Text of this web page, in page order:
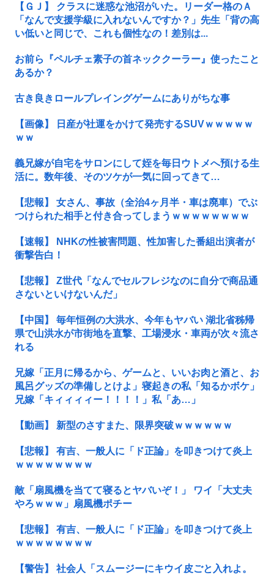
【ＧＪ】 クラスに迷惑な池沼がいた。リーダー格のＡ
「なんで支援学級に入れないんですか？」先生「背の高
い低いと同じで、これも個性なの！差別は...
お前ら『ペルチェ素子の首ネッククーラー』使ったこと
あるか？
古き良きロールプレイングゲームにありがちな事
【画像】 日産が社運をかけて発売するSUVｗｗｗｗｗ
ｗｗ
義兄嫁が自宅をサロンにして姪を毎日ウトメへ預ける生
活に。数年後、そのツケが一気に回ってきて…
【悲報】 女さん、事故（全治4ヶ月半・車は廃車）でぶ
つけられた相手と付き合ってしまうｗｗｗｗｗｗｗｗ
【速報】 NHKの性被害問題、性加害した番組出演者が
衝撃告白！
【悲報】 Z世代「なんでセルフレジなのに自分で商品通
さないといけないんだ」
【中国】 毎年恒例の大洪水、今年もヤバい 湖北省秭帰
県で山洪水が市街地を直撃、工場浸水・車両が次々流さ
れる
兄嫁「正月に帰るから、ゲームと、いいお肉と酒と、お
風呂グッズの準備しとけよ」寝起きの私「知るかボケ」
兄嫁「キィィィィー！！！！」私「あ…」
【動画】 新型のさすまた、限界突破ｗｗｗｗｗｗ
【悲報】 有吉、一般人に「ド正論」を叩きつけて炎上
ｗｗｗｗｗｗｗｗ
敵「扇風機を当てて寝るとヤバいぞ！」 ワイ「大丈夫
やろｗｗｗ」扇風機ポチー
【悲報】 有吉、一般人に「ド正論」を叩きつけて炎上
ｗｗｗｗｗｗｗｗ
【警告】 社会人「スムージーにキウイ皮ごと入れよ。